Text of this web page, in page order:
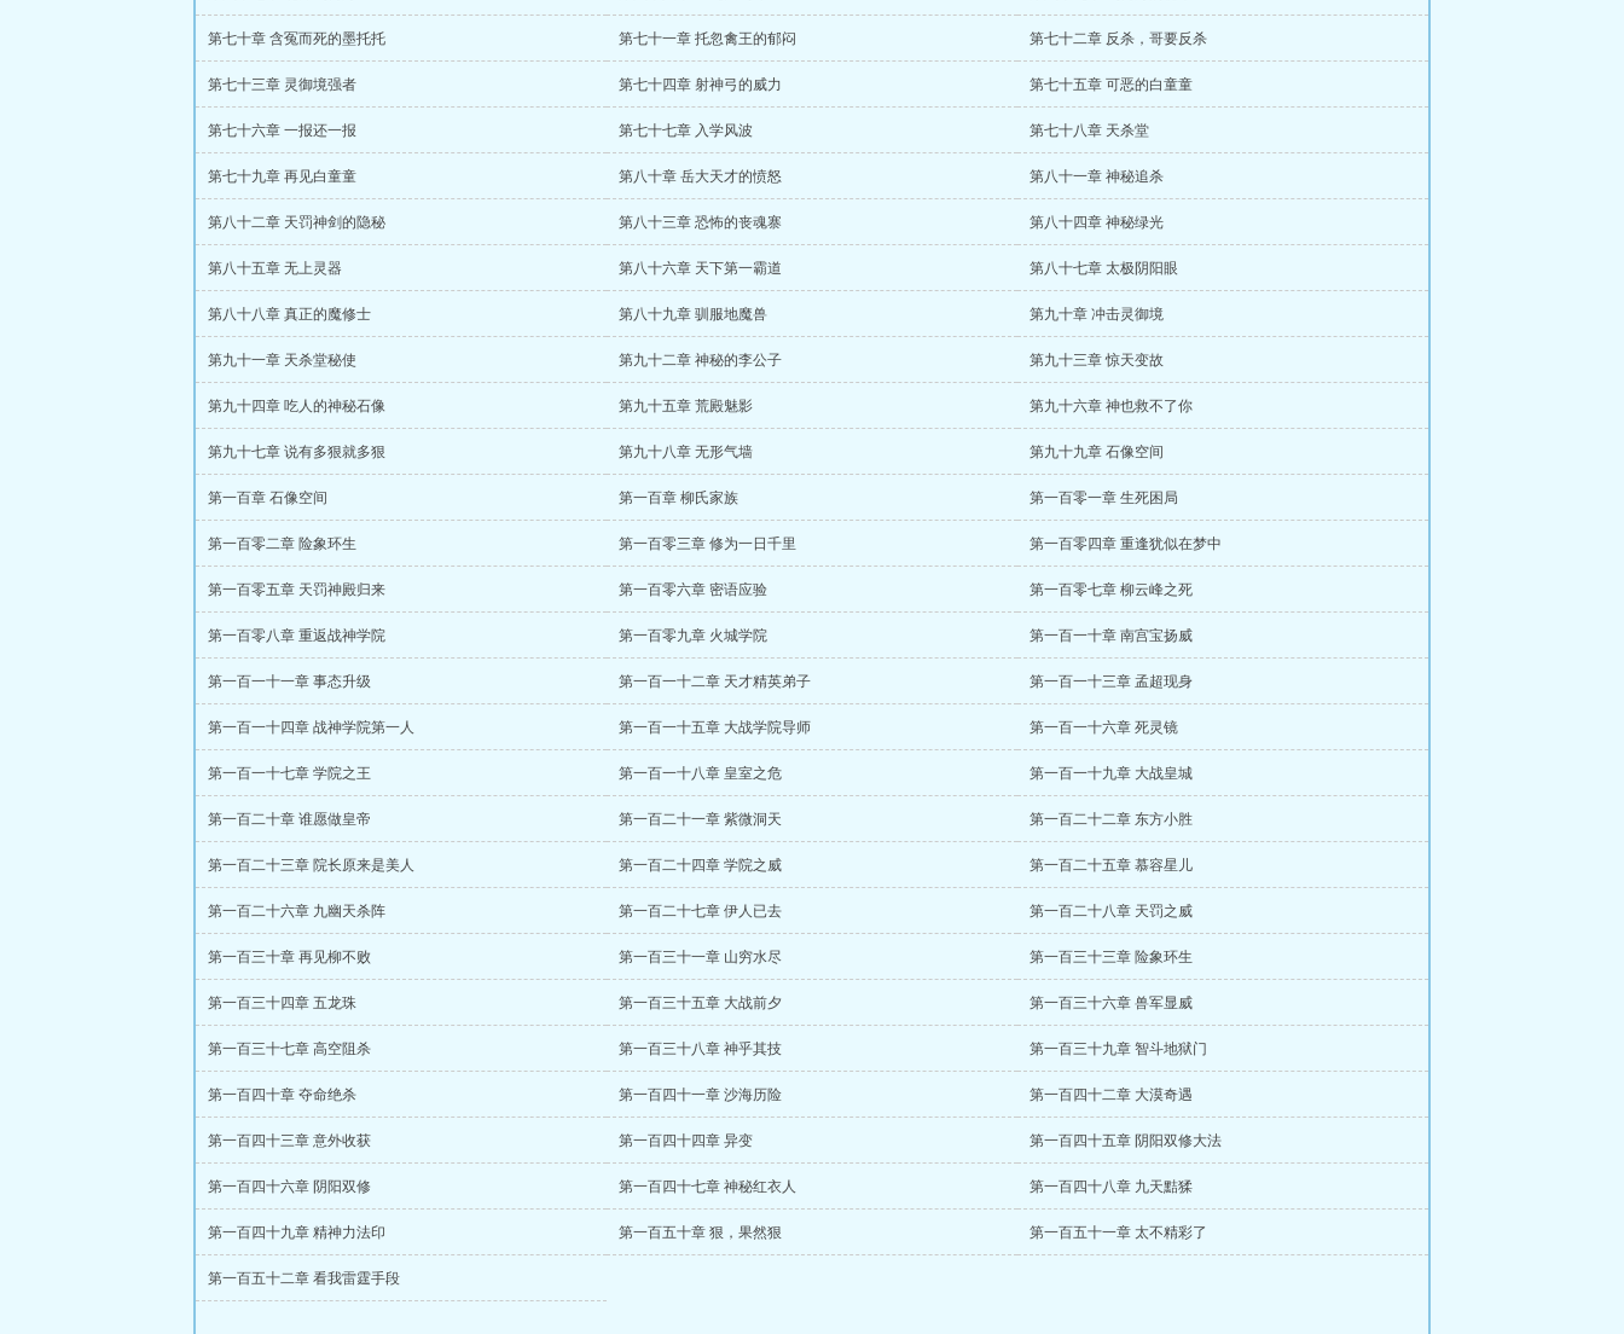
第七十章 含冤而死的墨托托 第七十一章 托忽禽王的郁闷 第七十二章 反杀，哥要反杀
第七十三章 灵御境强者 第七十四章 射神弓的威力 第七十五章 可恶的白童童
第七十六章 一报还一报 第七十七章 入学风波 第七十八章 天杀堂
第七十九章 再见白童童 第八十章 岳大天才的愤怒 第八十一章 神秘追杀
第八十二章 天罚神剑的隐秘 第八十三章 恐怖的丧魂寨 第八十四章 神秘绿光
第八十五章 无上灵器 第八十六章 天下第一霸道 第八十七章 太极阴阳眼
第八十八章 真正的魔修士 第八十九章 驯服地魔兽 第九十章 冲击灵御境
第九十一章 天杀堂秘使 第九十二章 神秘的李公子 第九十三章 惊天变故
第九十四章 吃人的神秘石像 第九十五章 荒殿魅影 第九十六章 神也救不了你
第九十七章 说有多狠就多狠 第九十八章 无形气墙 第九十九章 石像空间
第一百章 石像空间 第一百章 柳氏家族 第一百零一章 生死困局
第一百零二章 险象环生 第一百零三章 修为一日千里 第一百零四章 重逢犹似在梦中
第一百零五章 天罚神殿归来 第一百零六章 密语应验 第一百零七章 柳云峰之死
第一百零八章 重返战神学院 第一百零九章 火城学院 第一百一十章 南宫宝扬威
第一百一十一章 事态升级 第一百一十二章 天才精英弟子 第一百一十三章 孟超现身
第一百一十四章 战神学院第一人 第一百一十五章 大战学院导师 第一百一十六章 死灵镜
第一百一十七章 学院之王 第一百一十八章 皇室之危 第一百一十九章 大战皇城
第一百二十章 谁愿做皇帝 第一百二十一章 紫微洞天 第一百二十二章 东方小胜
第一百二十三章 院长原来是美人 第一百二十四章 学院之威 第一百二十五章 慕容星儿
第一百二十六章 九幽天杀阵 第一百二十七章 伊人已去 第一百二十八章 天罚之威
第一百三十章 再见柳不败 第一百三十一章 山穷水尽 第一百三十三章 险象环生
第一百三十四章 五龙珠 第一百三十五章 大战前夕 第一百三十六章 兽军显威
第一百三十七章 高空阻杀 第一百三十八章 神乎其技 第一百三十九章 智斗地狱门
第一百四十章 夺命绝杀 第一百四十一章 沙海历险 第一百四十二章 大漠奇遇
第一百四十三章 意外收获 第一百四十四章 异变 第一百四十五章 阴阳双修大法
第一百四十六章 阴阳双修 第一百四十七章 神秘红衣人 第一百四十八章 九天黠猱
第一百四十九章 精神力法印 第一百五十章 狠，果然狠 第一百五十一章 太不精彩了
第一百五十二章 看我雷霆手段